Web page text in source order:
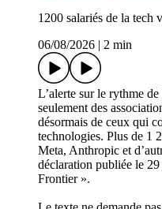
1200 salariés de la tech
06/08/2026
2 min
L’alerte sur le rythme
seulement des
désormais de ceux qui
technologies. Plus de 1
Meta, Anthropic et
déclaration publiée le
Frontier ».